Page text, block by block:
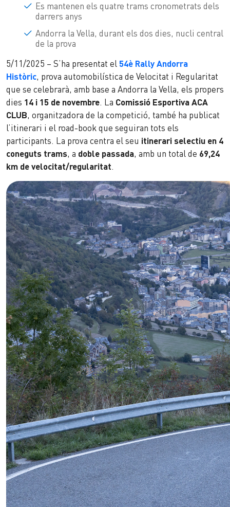
Es mantenen els quatre trams cronometrats dels
darrers anys
Andorra la Vella, durant els dos dies, nucli central
de la prova
5/11/2025 – S’ha presentat el 54è Rally Andorra
Històric, prova automobilística de Velocitat i Regularitat
que se celebrarà, amb base a Andorra la Vella, els propers
dies 14 i 15 de novembre. La Comissió Esportiva ACA
CLUB, organitzadora de la competició, també ha publicat
l’itinerari i el road-book que seguiran tots els
participants. La prova centra el seu itinerari selectiu en 4
coneguts trams, a doble passada, amb un total de 69,24
km de velocitat/regularitat.